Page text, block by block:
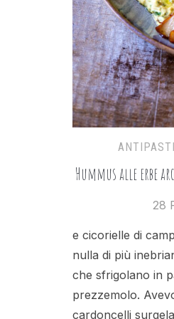
Hummus alle erbe
28
e cicorielle di
nulla di più
che sfrigolano in
prezzemolo.
cardoncelli